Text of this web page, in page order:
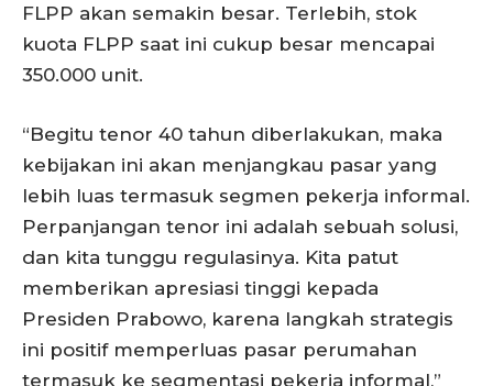
FLPP akan semakin besar. Terlebih, stok
kuota FLPP saat ini cukup besar mencapai
350.000 unit.
“Begitu tenor 40 tahun diberlakukan, maka
kebijakan ini akan menjangkau pasar yang
lebih luas termasuk segmen pekerja informal.
Perpanjangan tenor ini adalah sebuah solusi,
dan kita tunggu regulasinya. Kita patut
memberikan apresiasi tinggi kepada
Presiden Prabowo, karena langkah strategis
ini positif memperluas pasar perumahan
termasuk ke segmentasi pekerja informal,”